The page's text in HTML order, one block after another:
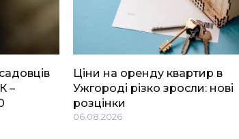
–
Ціни на оренду квартир в
Ужгороді різко зросли: нові
розцінки
06.08.2026